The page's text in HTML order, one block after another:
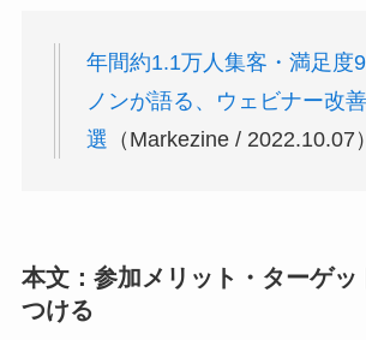
年間約1.1万人集客・満足度
ノンが語る、ウェビナー改
選 （Markezine / 2022.10.07）
本文：参加メリット・ターゲッ
つける